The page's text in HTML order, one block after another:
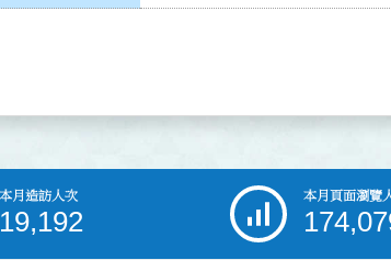
本月造訪人次
19,192
本月頁面瀏覽